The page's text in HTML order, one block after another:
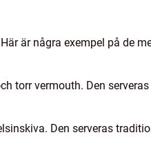
är några exempel på de
torr vermouth. Den
Den serveras